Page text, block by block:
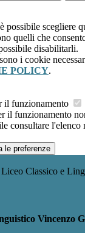
possibile scegliere
quelli che
disabilitarli.
i cookie
POLICY.
il funzionamento
il funzionamento
consultare l'elenco
le preferenze
Liceo Classico e
Vincenzo